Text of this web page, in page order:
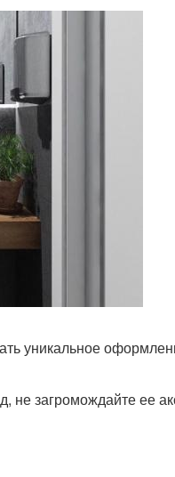
уникальное
не загромождайте ее